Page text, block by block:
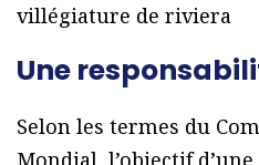
villégiature de riviera
Une
Selon les termes du
Mondial, l’objectif